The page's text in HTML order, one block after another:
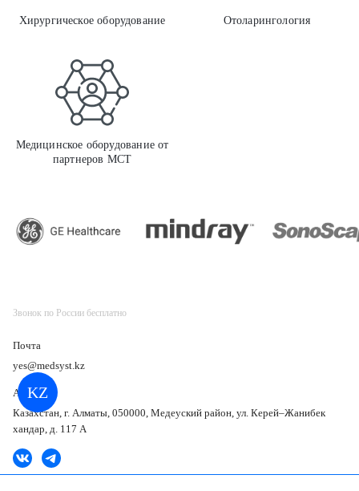
KZ
Хирургическое оборудование Отоларингология
Медицинское оборудование от
партнеров МСТ
Звонок по России бесплатно
Почта
yes@medsyst.kz
Адрес
Казахстан, г. Алматы, 050000, Медеуский район, ул. Керей–Жанибек
хандар, д. 117 А